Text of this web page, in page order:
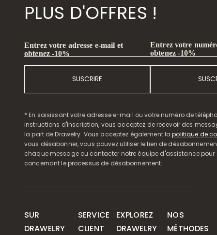
PLUS D'OFFRES !
Entrez votre adresse e-mail et
obtenez -10%
SUSCRIRE
Entrez votre
obtenez -10%
* En saisissant votre adresse e-mail ou votre numéro de
instructions d'inscription, vous acceptez de recevoir des
la part de Drawelry. Vous acceptez également lapolitique de
vous désabonner, vous pouvez utiliser le lien de
chaque message ou contacter notre équipe d'assistance pour
concernant le processus de désabonnement.
SUR
DRAWELRY
SERVICE
CLIENT
EXPLOREZ
DRAWELRY
NOS
MÉTHODES